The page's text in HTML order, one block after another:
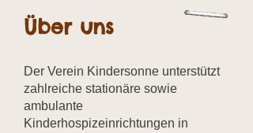
Über uns
Der Verein Kindersonne unterstützt
zahlreiche stationäre sowie
ambulante
Kinderhospizeinrichtungen in